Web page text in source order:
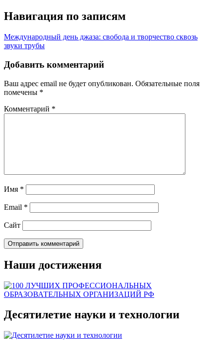
Навигация по записям
Международный день джаза: свобода и творчество сквозь
звуки трубы
Добавить комментарий
Ваш адрес email не будет опубликован. Обязательные поля
помечены *
Комментарий *
Имя *
Email *
Сайт
Наши достижения
Десятилетие науки и технологии